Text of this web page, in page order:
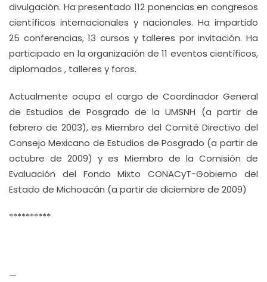
divulgación. Ha presentado 112 ponencias en congresos
científicos internacionales y nacionales. Ha impartido
25 conferencias, 13 cursos y talleres por invitación. Ha
participado en la organización de 11 eventos científicos,
diplomados , talleres y foros.
Actualmente ocupa el cargo de Coordinador General
de Estudios de Posgrado de la UMSNH (a partir de
febrero de 2003), es Miembro del Comité Directivo del
Consejo Mexicano de Estudios de Posgrado (a partir de
octubre de 2009) y es Miembro de la Comisión de
Evaluación del Fondo Mixto CONACyT-Gobierno del
Estado de Michoacán (a partir de diciembre de 2009)
**********
—